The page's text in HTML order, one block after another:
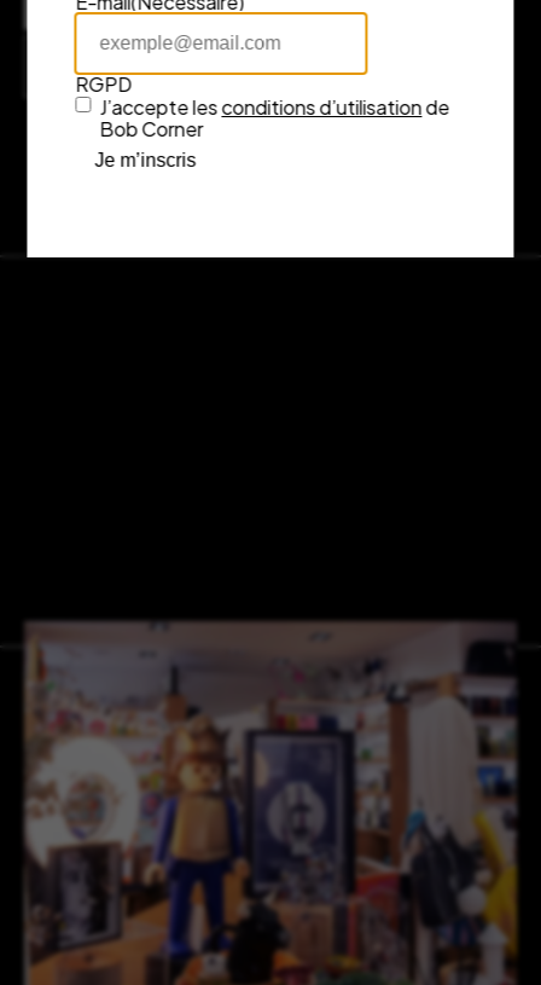
7 rue Fénelon, 33000 Bordeaux
Consulter l’itinéraire sur Google Maps
RGPD
J’accepte lesconditions d’utilisationde
Bob Corner
Je m’inscris